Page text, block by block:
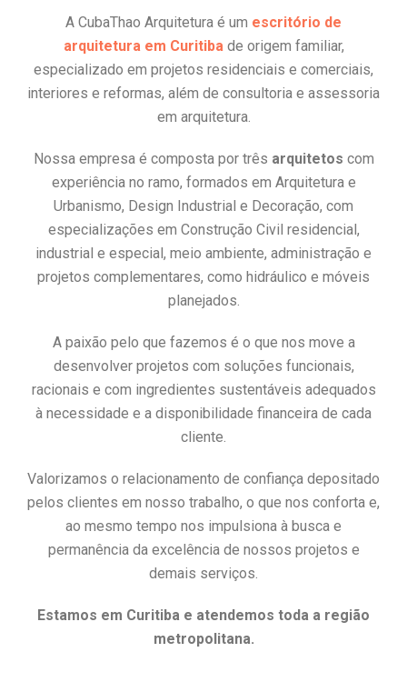
A CubaThao Arquitetura é um escritório de
arquitetura em Curitibade origem familiar,
especializado em projetos residenciais e comerciais,
interiores e reformas, além de consultoria e assessoria
em arquitetura.
Nossa empresa é composta por três arquitetos com
experiência no ramo, formados em Arquitetura e
Urbanismo, Design Industrial e Decoração, com
especializações em Construção Civil residencial,
industrial e especial, meio ambiente, administração e
projetos complementares, como hidráulico e móveis
planejados.
A paixão pelo que fazemos é o que nos move a
desenvolver projetos com soluções funcionais,
racionais e com ingredientes sustentáveis adequados
à necessidade e a disponibilidade financeira de cada
cliente.
Valorizamos o relacionamento de confiança depositado
pelos clientes em nosso trabalho, o que nos conforta e,
ao mesmo tempo nos impulsiona à busca e
permanência da excelência de nossos projetos e
demais serviços.
Estamos em Curitiba e atendemos toda a região
metropolitana.